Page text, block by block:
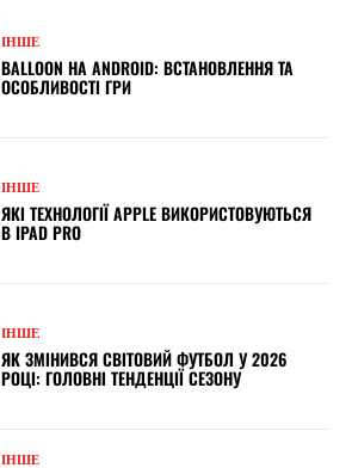
ІНШЕ
BALLOON НА ANDROID: ВСТАНОВЛЕННЯ ТА
ОСОБЛИВОСТІ ГРИ
ІНШЕ
ЯКІ ТЕХНОЛОГІЇ APPLE ВИКОРИСТОВУЮТЬСЯ
В IPAD PRO
ІНШЕ
ЯК ЗМІНИВСЯ СВІТОВИЙ ФУТБОЛ У 2026
РОЦІ: ГОЛОВНІ ТЕНДЕНЦІЇ СЕЗОНУ
ІНШЕ